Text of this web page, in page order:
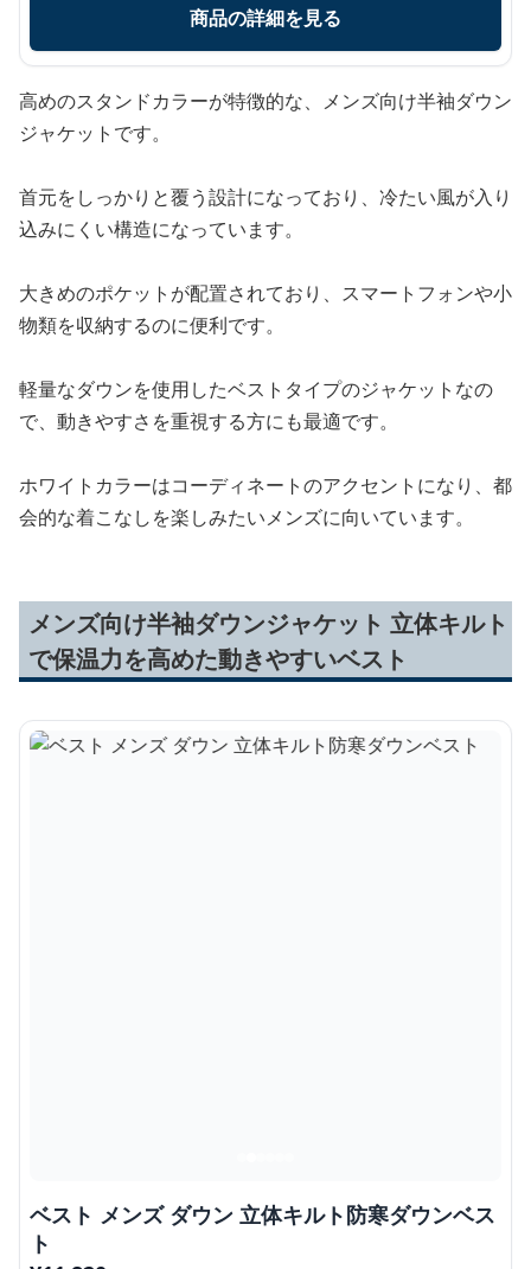
商品の詳細を見る
高めのスタンドカラーが特徴的な、メンズ向け半袖ダウン
ジャケットです。
首元をしっかりと覆う設計になっており、冷たい風が入り
込みにくい構造になっています。
大きめのポケットが配置されており、スマートフォンや小
物類を収納するのに便利です。
軽量なダウンを使用したベストタイプのジャケットなの
で、動きやすさを重視する方にも最適です。
ホワイトカラーはコーディネートのアクセントになり、都
会的な着こなしを楽しみたいメンズに向いています。
メンズ向け半袖ダウンジャケット 立体キルト
で保温力を高めた動きやすいベスト
ベスト メンズ ダウン 立体キルト防寒ダウンベス
ト